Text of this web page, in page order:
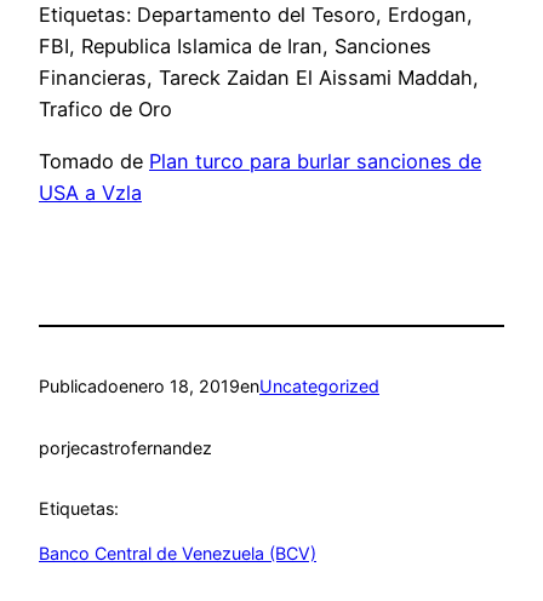
Etiquetas: Departamento del Tesoro, Erdogan,
FBI, Republica Islamica de Iran, Sanciones
Financieras, Tareck Zaidan El Aissami Maddah,
Trafico de Oro
Tomado de Plan turco para burlar sanciones de
USA a Vzla
Publicadoenero 18, 2019enUncategorized
porjecastrofernandez
Etiquetas:
Banco Central de Venezuela (BCV)